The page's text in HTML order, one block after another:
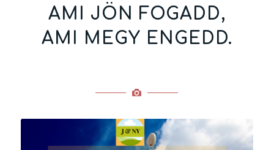
AMI JÖN FOGADD,
AMI MEGY ENGEDD.